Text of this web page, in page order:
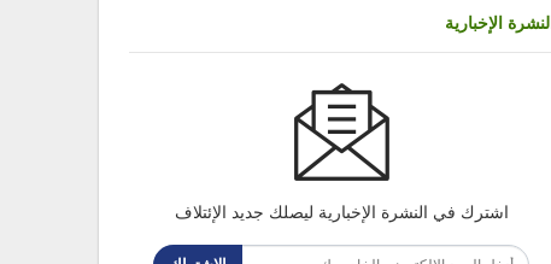
النشرة الإخبارية
اشترك في النشرة الإخبارية ليصلك جديد الإئتلاف